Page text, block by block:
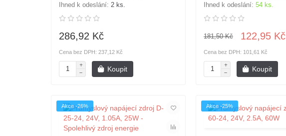
Ihned k odeslání: 2 ks.
286,92 Kč
Cena bez DPH: 237,12 Kč
Koupit
Ihned k odeslání: 54 ks.
181,50 Kč 122,95 Kč
Cena bez DPH: 101,61 Kč
Koupit
Akce -26% Akce -25%